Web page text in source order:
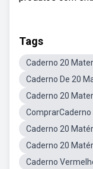
Tags
Caderno 20
Caderno De 20
Caderno 20
ComprarCaderno
Caderno 20
Caderno 20
Caderno